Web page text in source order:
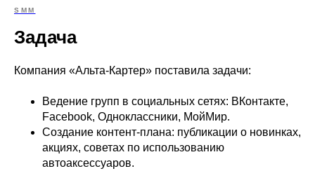
SMM
Задача
Компания «Альта-Картер» поставила задачи:
Ведение групп в социальных сетях: ВКонтакте,
Facebook, Одноклассники, МойМир.
Создание контент-плана: публикации о новинках,
акциях, советах по использованию
автоаксессуаров.